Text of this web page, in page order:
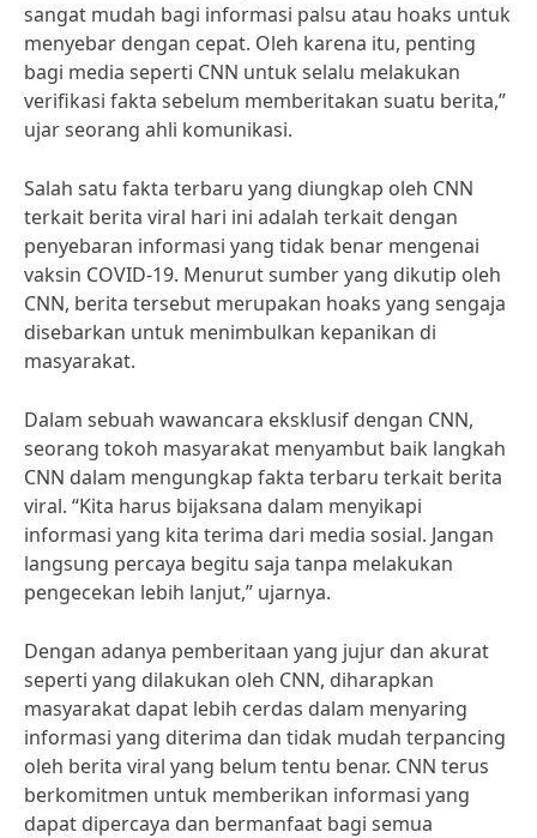
sangat mudah bagi informasi palsu atau hoaks untuk
menyebar dengan cepat. Oleh karena itu, penting
bagi media seperti CNN untuk selalu melakukan
verifikasi fakta sebelum memberitakan suatu berita,”
ujar seorang ahli komunikasi.
Salah satu fakta terbaru yang diungkap oleh CNN
terkait berita viral hari ini adalah terkait dengan
penyebaran informasi yang tidak benar mengenai
vaksin COVID-19. Menurut sumber yang dikutip oleh
CNN, berita tersebut merupakan hoaks yang sengaja
disebarkan untuk menimbulkan kepanikan di
masyarakat.
Dalam sebuah wawancara eksklusif dengan CNN,
seorang tokoh masyarakat menyambut baik langkah
CNN dalam mengungkap fakta terbaru terkait berita
viral. “Kita harus bijaksana dalam menyikapi
informasi yang kita terima dari media sosial. Jangan
langsung percaya begitu saja tanpa melakukan
pengecekan lebih lanjut,” ujarnya.
Dengan adanya pemberitaan yang jujur dan akurat
seperti yang dilakukan oleh CNN, diharapkan
masyarakat dapat lebih cerdas dalam menyaring
informasi yang diterima dan tidak mudah terpancing
oleh berita viral yang belum tentu benar. CNN terus
berkomitmen untuk memberikan informasi yang
dapat dipercaya dan bermanfaat bagi semua